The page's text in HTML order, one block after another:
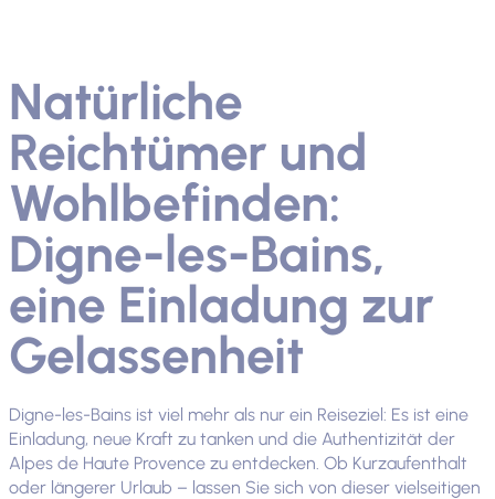
Natürliche
Reichtümer und
Wohlbefinden:
Digne-les-Bains,
eine Einladung zur
Gelassenheit
Digne-les-Bains ist viel mehr als nur ein Reiseziel: Es ist eine
Einladung, neue Kraft zu tanken und die Authentizität der
Alpes de Haute Provence zu entdecken. Ob Kurzaufenthalt
oder längerer Urlaub – lassen Sie sich von dieser vielseitigen